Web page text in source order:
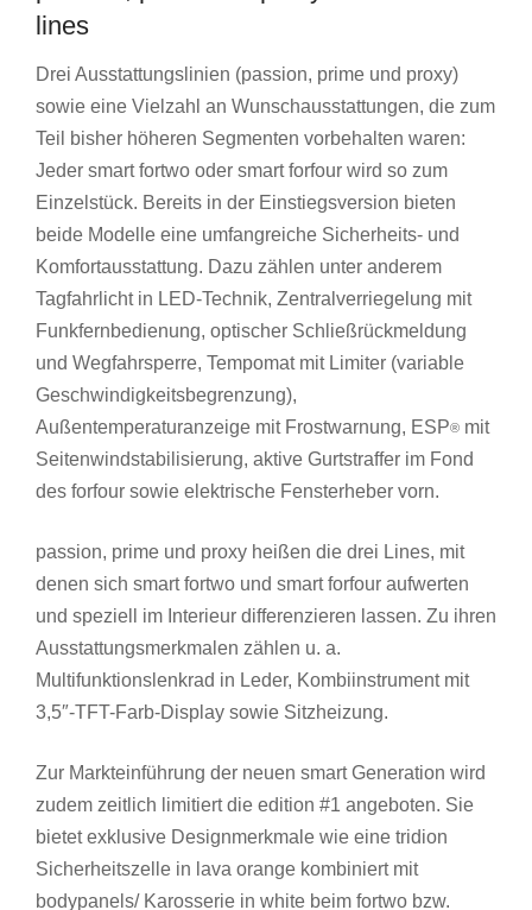
lines
Drei Ausstattungslinien (passion, prime und proxy)
sowie eine Vielzahl an Wunschausstattungen, die zum
Teil bisher höheren Segmenten vorbehalten waren:
Jeder smart fortwo oder smart forfour wird so zum
Einzelstück. Bereits in der Einstiegsversion bieten
beide Modelle eine umfangreiche Sicherheits- und
Komfortausstattung. Dazu zählen unter anderem
Tagfahrlicht in LED-Technik, Zentralverriegelung mit
Funkfernbedienung, optischer Schließrückmeldung
und Wegfahrsperre, Tempomat mit Limiter (variable
Geschwindigkeitsbegrenzung),
Außentemperaturanzeige mit Frostwarnung, ESP® mit
Seitenwindstabilisierung, aktive Gurtstraffer im Fond
des forfour sowie elektrische Fensterheber vorn.
passion, prime und proxy heißen die drei Lines, mit
denen sich smart fortwo und smart forfour aufwerten
und speziell im Interieur differenzieren lassen. Zu ihren
Ausstattungsmerkmalen zählen u. a.
Multifunktionslenkrad in Leder, Kombiinstrument mit
3,5″-TFT-Farb-Display sowie Sitzheizung.
Zur Markteinführung der neuen smart Generation wird
zudem zeitlich limitiert die edition #1 angeboten. Sie
bietet exklusive Designmerkmale wie eine tridion
Sicherheitszelle in lava orange kombiniert mit
bodypanels/ Karosserie in white beim fortwo bzw.